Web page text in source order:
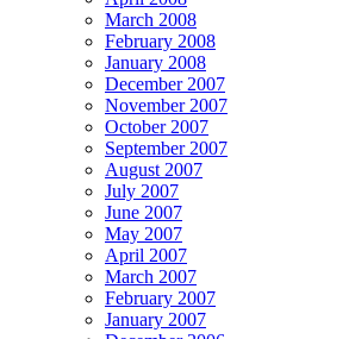
March 2008
February 2008
January 2008
December 2007
November 2007
October 2007
September 2007
August 2007
July 2007
June 2007
May 2007
April 2007
March 2007
February 2007
January 2007